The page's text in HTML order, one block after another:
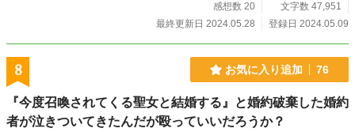
感想数 20
文字数 47,951
最終更新日 2024.05.28
登録日 2024.05.09
8 お気に入り追加 76
『今度召喚されてくる聖女と結婚する』と婚約破棄した婚約
者が泣きついてきたんだが殴っていいだろうか？